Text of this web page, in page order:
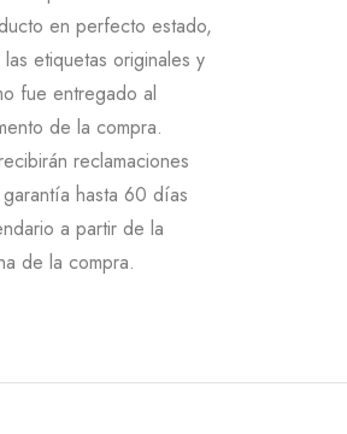
en perfecto estado,
las etiquetas originales y
fue entregado al
de la compra.
reclamaciones
hasta 60 días
a partir de la
de la compra.